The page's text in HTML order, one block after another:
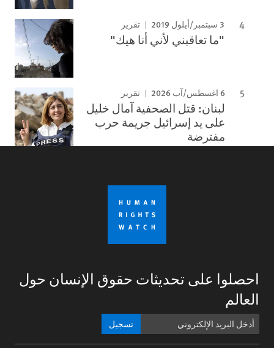
3 سبتمبر/أيلول 2019 تقرير
"ما تعاقبني لأني أنا هيك"
6 اغسطس/آب 2026 تقرير
لبنان: قتل الصحفية آمال خليل
على يد إسرائيل جريمة حرب
مفترضة
احصلوا على تحديثات حقوق الإنسان حول
العالم
تسجيل